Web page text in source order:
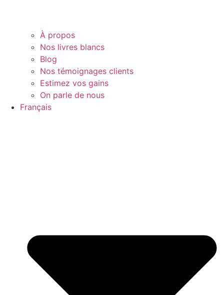
À propos
Nos livres blancs
Blog
Nos témoignages clients
Estimez vos gains
On parle de nous
Français